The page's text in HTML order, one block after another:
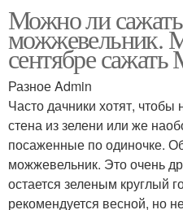
Можно ли
можжевельник.
сентябре
Разное Admin
Часто дачники хотят, чтобы
стена из зелени или же
посаженные по одиночке.
можжевельник. Это очень
остается зеленым круглый
рекомендуется весной, но